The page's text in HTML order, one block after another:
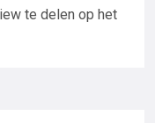
te delen op het